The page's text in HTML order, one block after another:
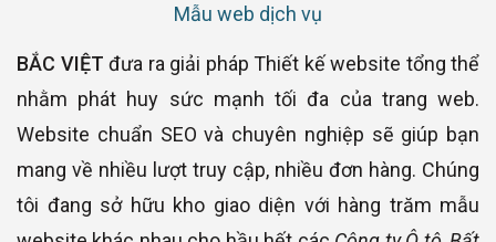
Mẫu web dịch vụ
BẮC VIỆT đưa ra giải pháp Thiết kế website tổng thể
nhằm phát huy sức mạnh tối đa của trang web.
Website chuẩn SEO và chuyên nghiệp sẽ giúp bạn
mang về nhiều lượt truy cập, nhiều đơn hàng. Chúng
tôi đang sở hữu kho giao diện với hàng trăm mẫu